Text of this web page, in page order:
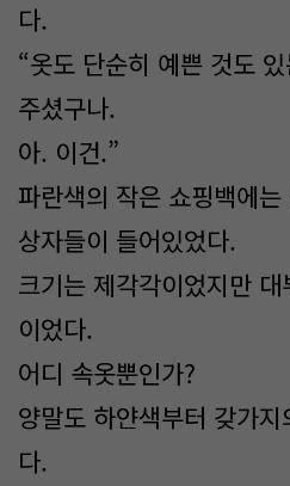
다.
“옷도 단순히 예쁜 것도
주셨구나.
아. 이건.”
파란색의 작은 쇼핑백에
상자들이 들어있었다.
크기는 제각각이었지만
이었다.
어디 속옷뿐인가?
양말도 하얀색부터 갖가
다.